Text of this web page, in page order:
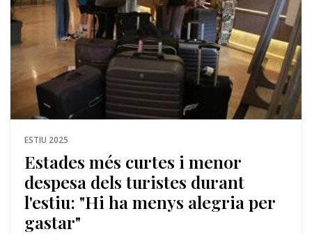
ESTIU 2025
Estades més curtes i menor
despesa dels turistes durant
l'estiu: "Hi ha menys alegria per
gastar"